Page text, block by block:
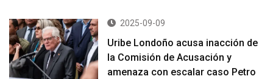
2025-09-09
Uribe Londoño acusa inacción de
la Comisión de Acusación y
amenaza con escalar caso Petro